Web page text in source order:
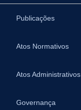
Publicações
Atos Normativos
Atos Administrativos
Governança